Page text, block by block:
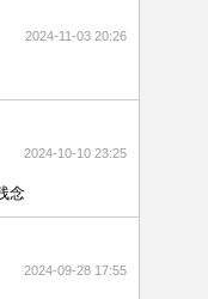
2024-11-03 20:26
2024-10-10 23:25
念
2024-09-28 17:55